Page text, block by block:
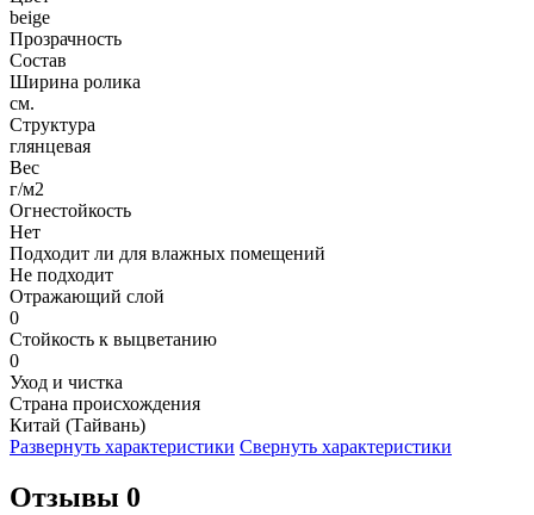
beige
Прозрачность
Состав
Ширина ролика
см.
Структура
глянцевая
Вес
г/м2
Огнестойкость
Нет
Подходит ли для влажных помещений
Не подходит
Отражающий слой
0
Стойкость к выцветанию
0
Уход и чистка
Страна происхождения
Китай (Тайвань)
Развернуть характеристики Свернуть характеристики
Отзывы 0